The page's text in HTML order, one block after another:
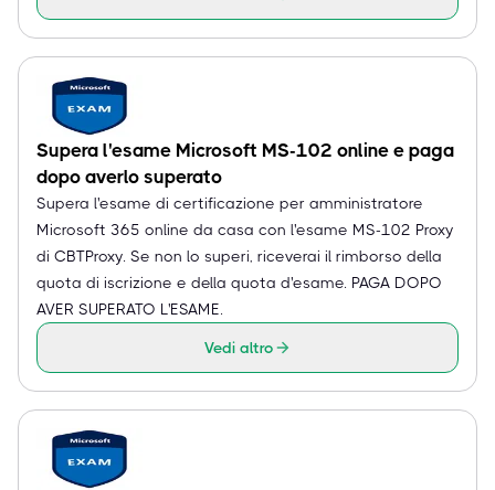
Supera l'esame Microsoft MS-102 online e paga
dopo averlo superato
Supera l'esame di certificazione per amministratore
Microsoft 365 online da casa con l'esame MS-102 Proxy
di CBTProxy. Se non lo superi, riceverai il rimborso della
quota di iscrizione e della quota d'esame. PAGA DOPO
AVER SUPERATO L'ESAME.
Vedi altro